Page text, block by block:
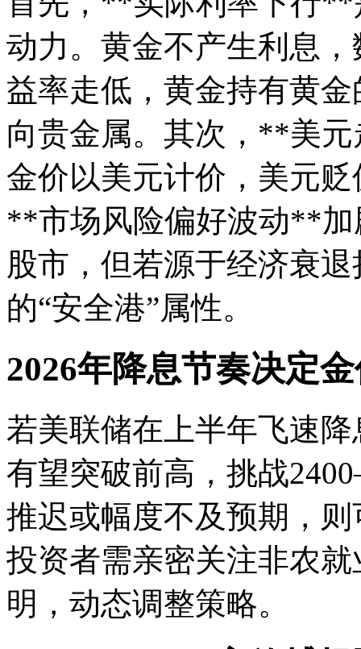
动力。黄金不产生利息
益率走低，黄金持有黄
向贵金属。其次，**美
金价以美元计价，美元
**市场风险偏好波动**
股市，但若源于经济衰
的“安全港”属性。
2026年降息节奏决定
若美联储在上半年飞速
有望突破前高，挑战
推迟或幅度不及预期，
投资者需亲密关注非农
明，动态调整策略。